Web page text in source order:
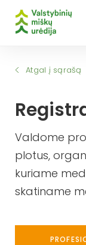
Atgal į sąrašą
Valdome
plotus,
kuriame
skatiname